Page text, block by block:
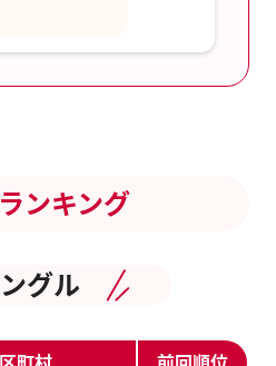
ンキング
グル